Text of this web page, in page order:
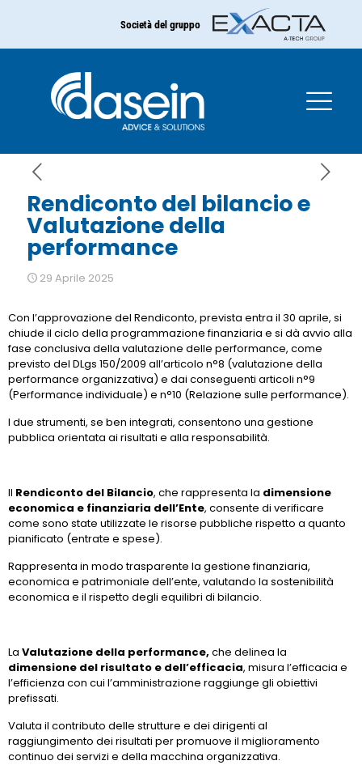
Società del gruppo
Rendiconto del bilancio e
Valutazione della
performance
Rendiconto del bilancio e
Valutazione della
performance
29 Aprile 2025
Con l’approvazione del Rendiconto, prevista entra il 30 aprile, si
chiude il ciclo della programmazione finanziaria e si dà avvio alla
fase conclusiva della valutazione delle performance, come
previsto del DLgs 150/2009 all’articolo n°8 (valutazione della
performance organizzativa) e dai conseguenti articoli n°9
(Performance individuale) e n°10 (Relazione sulle performance).
I due strumenti, se ben integrati, consentono una gestione
pubblica orientata ai risultati e alla responsabilità.
Il Rendiconto del Bilancio, che rappresenta la dimensione
economica e finanziaria dell’Ente, consente di verificare
come sono state utilizzate le risorse pubbliche rispetto a quanto
pianificato (entrate e spese).
Rappresenta in modo trasparente la gestione finanziaria,
economica e patrimoniale dell’ente, valutando la sostenibilità
economica e il rispetto degli equilibri di bilancio.
La Valutazione della performance, che delinea la
dimensione del risultato e dell’efficacia, misura l’efficacia e
l’efficienza con cui l’amministrazione raggiunge gli obiettivi
prefissati.
Valuta il contributo delle strutture e dei dirigenti al
raggiungimento dei risultati per promuove il miglioramento
continuo dei servizi e della macchina organizzativa.